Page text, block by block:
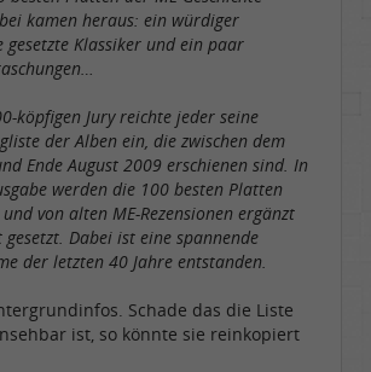
kamen heraus: ein würdiger
gesetzte Klassiker und ein paar
köpfigen Jury reichte jeder seine
der Alben ein, die zwischen dem
Ende August 2009 erschienen sind. In
werden die 100 besten Platten
von alten ME-Rezensionen ergänzt
Dabei ist eine spannende
der letzten 40 Jahre entstanden.
Schade das die Liste
ist, so könnte sie reinkopiert